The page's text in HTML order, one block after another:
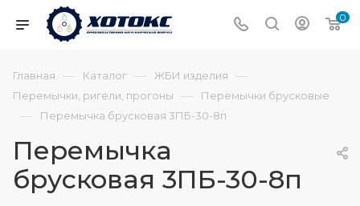
0
Главная — Каталог — ЖБИ изделия —
Перемычки, ригели, прогоны — Перемычки брусковые
— Перемычка брусковая 3ПБ-30-8п
Перемычка
брусковая 3ПБ-30-8п